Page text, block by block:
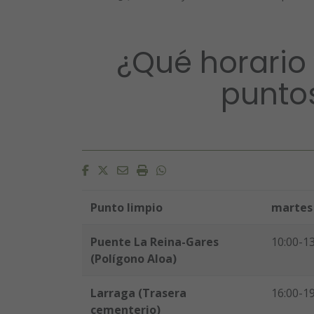
¿Qué
Facebook
Twitter
EmailImprimirWhatsapp
Punto limpio martes
Puente La Reina-Gares
(Polígono Aloa)
10:00-
Larraga (Trasera
cementerio)
16:00-